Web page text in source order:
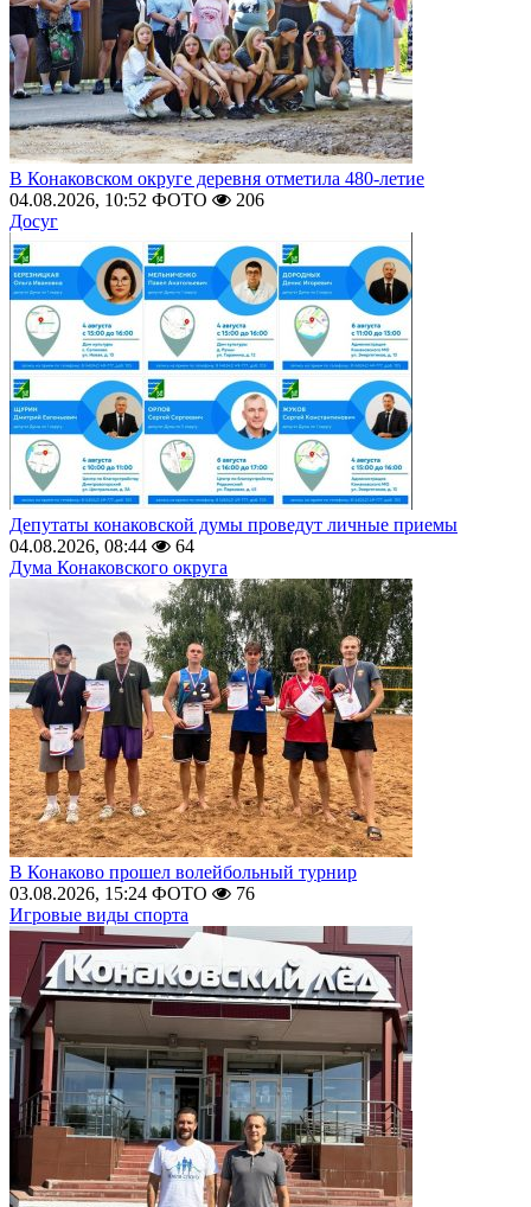
В Конаковском округе деревня отметила 480-летие
04.08.2026, 10:52 ФОТО
206
Досуг
Депутаты конаковской думы проведут личные приемы
04.08.2026, 08:44
64
Дума Конаковского округа
В Конаково прошел волейбольный турнир
03.08.2026, 15:24 ФОТО
76
Игровые виды спорта